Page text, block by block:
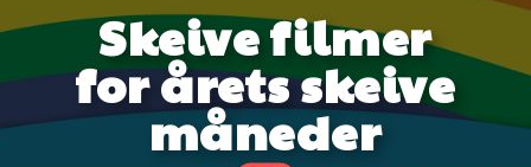
Skeive filmer
for årets skeive
måneder